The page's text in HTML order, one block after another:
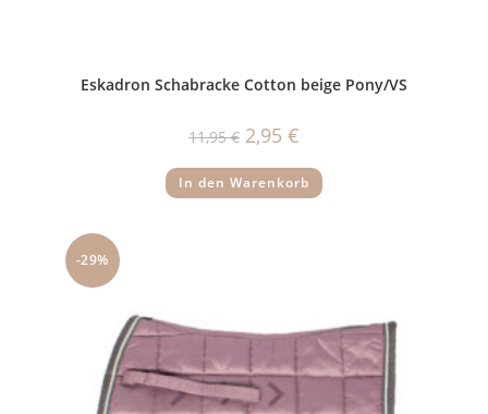
Eskadron Schabracke Cotton beige Pony/VS
11,95€ Ursprünglicher
Preis
11,95 €
2,95 €
2,95 €.
In den Warenkorb
-29%